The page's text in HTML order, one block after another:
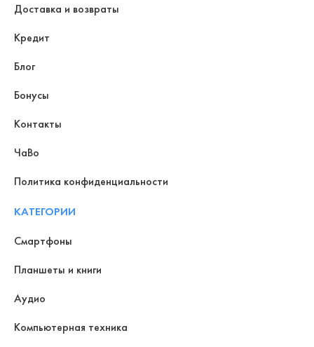
Доставка и возвраты
Кредит
Блог
Бонусы
Контакты
ЧаВо
Политика конфиденциальности
КАТЕГОРИИ
Смартфоны
Планшеты и книги
Аудио
Компьютерная техника